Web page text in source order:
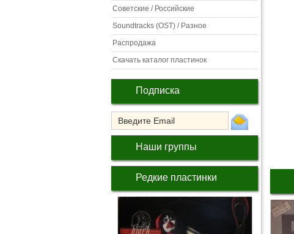
Советские / Российские
Soundtracks (OST) / Разное
Распродажа
Скачать каталог пластинок
Подписка
Наши группы
Редкие пластинки